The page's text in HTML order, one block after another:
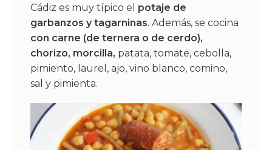
Cádiz es muy típico el potaje de
garbanzos y tagarninas. Además, se cocina
con carne (de ternera o de cerdo),
chorizo, morcilla, patata, tomate, cebolla,
pimiento, laurel, ajo, vino blanco, comino,
sal y pimienta.